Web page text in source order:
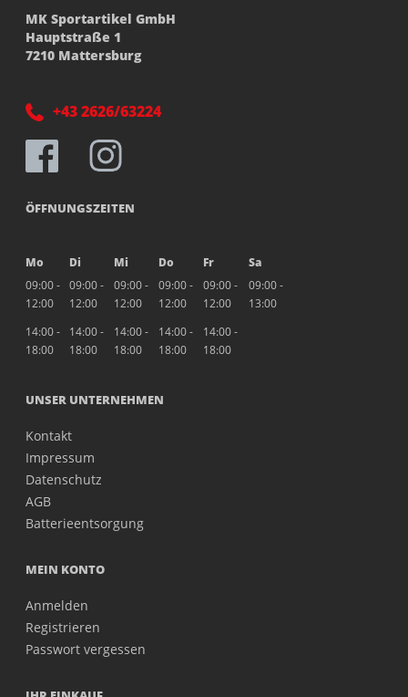
MK Sportartikel GmbH
Hauptstraße 1
7210 Mattersburg
+43 2626/63224
ÖFFNUNGSZEITEN
Mo Di Mi Do Fr
Sa
09:00 -
12:00
09:00 -
12:00
09:00 -
12:00
09:00 -
12:00
09:00 -
12:00
09:00 -
13:00
14:00 -
18:00
14:00 -
18:00
14:00 -
18:00
14:00 -
18:00
14:00 -
18:00
UNSER UNTERNEHMEN
Kontakt
Impressum
Datenschutz
AGB
Batterieentsorgung
MEIN KONTO
Anmelden
Registrieren
Passwort vergessen